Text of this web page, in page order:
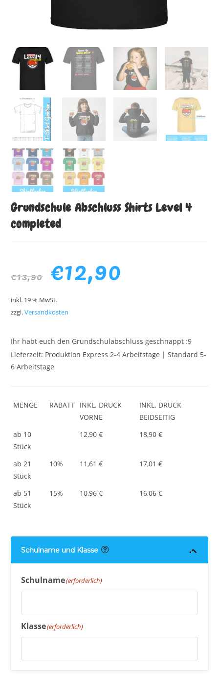
Grundschule Abschluss Shirts Level 4
completed
€13,90 €12,90
inkl. 19 % MwSt.
zzgl.Versandkosten
Ihr habt euch den Grundschulabschluss geschnappt :9
Lieferzeit: Produktion Express 2-4 Arbeitstage | Standard 5-
6 Arbeitstage
MENGE RABATT INKL. DRUCK
VORNE
INKL. DRUCK
BEIDSEITIG
ab 10
Stück
12,90 € 18,90 €
ab 21
Stück
10% 11,61 € 17,01 €
ab 51
Stück
15% 10,96 € 16,06 €
Schulname und Klasse
Schulname(erforderlich)
Klasse(erforderlich)